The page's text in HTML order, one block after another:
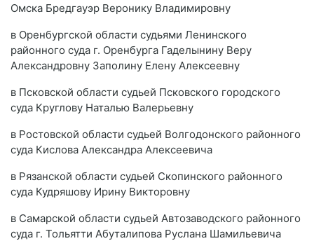
Омска Бредгауэр Веронику Владимировну
в Оренбургской области судьями Ленинского
районного суда г. Оренбурга Гаделынину Веру
Александровну Заполину Елену Алексеевну
в Псковской области судьей Псковского городского
суда Круглову Наталью Валерьевну
в Ростовской области судьей Волгодонского районного
суда Кислова Александра Алексеевича
в Рязанской области судьей Скопинского районного
суда Кудряшову Ирину Викторовну
в Самарской области судьей Автозаводского районного
суда г. Тольятти Абуталипова Руслана Шамильевича